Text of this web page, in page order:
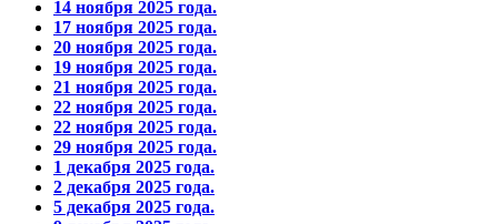
14 ноября 2025 года.
17 ноября 2025 года.
20 ноября 2025 года.
19 ноября 2025 года.
21 ноября 2025 года.
22 ноября 2025 года.
22 ноября 2025 года.
29 ноября 2025 года.
1 декабря 2025 года.
2 декабря 2025 года.
5 декабря 2025 года.